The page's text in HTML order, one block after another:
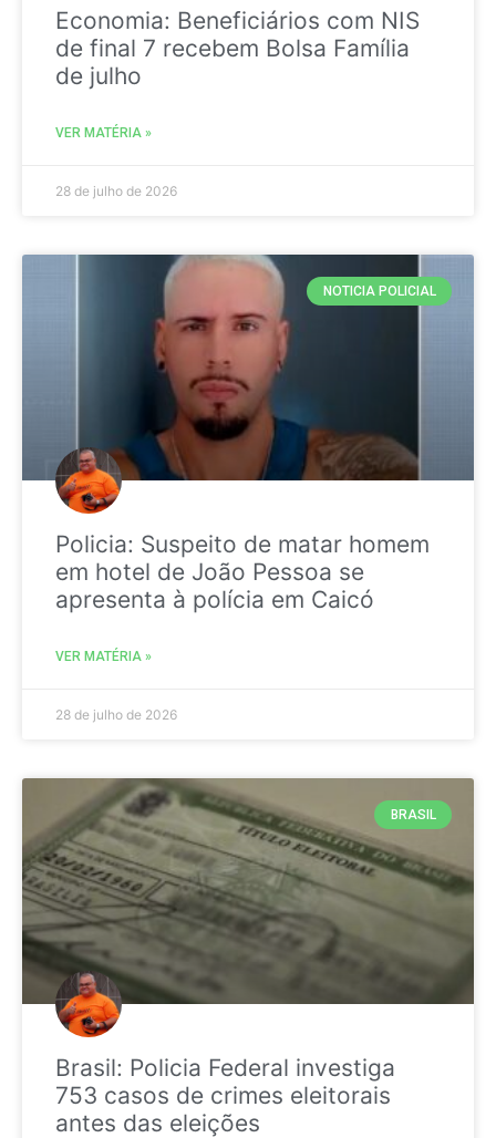
Economia: Beneficiários com NIS
de final 7 recebem Bolsa Família
de julho
VER MATÉRIA »
28 de julho de 2026
NOTICIA POLICIAL
Policia: Suspeito de matar homem
em hotel de João Pessoa se
apresenta à polícia em Caicó
VER MATÉRIA »
28 de julho de 2026
BRASIL
Brasil: Policia Federal investiga
753 casos de crimes eleitorais
antes das eleições